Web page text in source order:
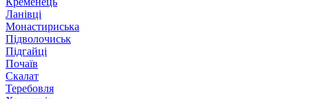
Ланівці
Монастириська
Підволочиськ
Підгайці
Почаїв
Скалат
Теребовля